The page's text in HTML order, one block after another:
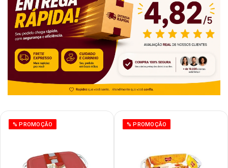
% PROMOÇÃO % PROMOÇÃO